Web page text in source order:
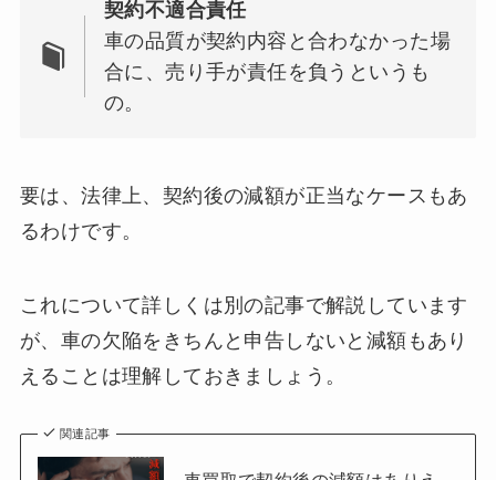
契約不適合責任
車の品質が契約内容と合わなかった場
合に、売り手が責任を負うというも
の。
要は、法律上、契約後の減額が正当なケースもあ
るわけです。
これについて詳しくは別の記事で解説しています
が、車の欠陥をきちんと申告しないと減額もあり
えることは理解しておきましょう。
関連記事